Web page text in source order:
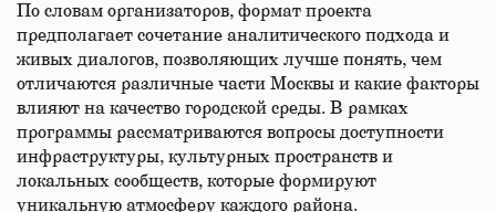
По словам организаторов, формат проекта
предполагает сочетание аналитического подхода и
живых диалогов, позволяющих лучше понять, чем
отличаются различные части Москвы и какие факторы
влияют на качество городской среды. В рамках
программы рассматриваются вопросы доступности
инфраструктуры, культурных пространств и
локальных сообществ, которые формируют
уникальную атмосферу каждого района.